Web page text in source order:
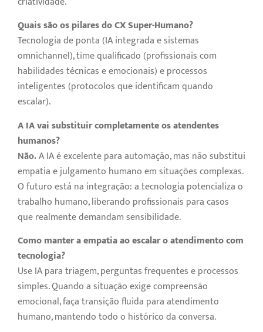
Quais são os pilares do CX Super-Humano?
Tecnologia de ponta (IA integrada e sistemas
omnichannel), time qualificado (profissionais com
habilidades técnicas e emocionais) e processos
inteligentes (protocolos que identificam quando
escalar).
A IA vai substituir completamente os atendentes
humanos?
Não.A IA é excelente para automação, mas não substitui
empatia e julgamento humano em situações complexas.
O futuro está na integração: a tecnologia potencializa o
trabalho humano, liberando profissionais para casos
que realmente demandam sensibilidade.
Como manter a empatia ao escalar o atendimento com
tecnologia?
Use IA para triagem, perguntas frequentes e processos
simples. Quando a situação exige compreensão
emocional, faça transição fluida para atendimento
humano, mantendo todo o histórico da conversa.